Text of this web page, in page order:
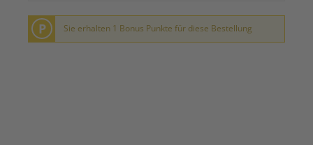
P Sie erhalten 1 Bonus Punkte für diese Bestellung